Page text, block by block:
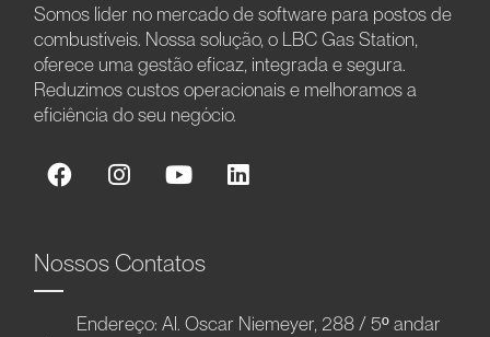
Somos líder no mercado de software para postos de
combustíveis. Nossa solução, o LBC Gas Station,
oferece uma gestão eficaz, integrada e segura.
Reduzimos custos operacionais e melhoramos a
eficiência do seu negócio.
Nossos Contatos
Endereço: Al. Oscar Niemeyer, 288 / 5º andar